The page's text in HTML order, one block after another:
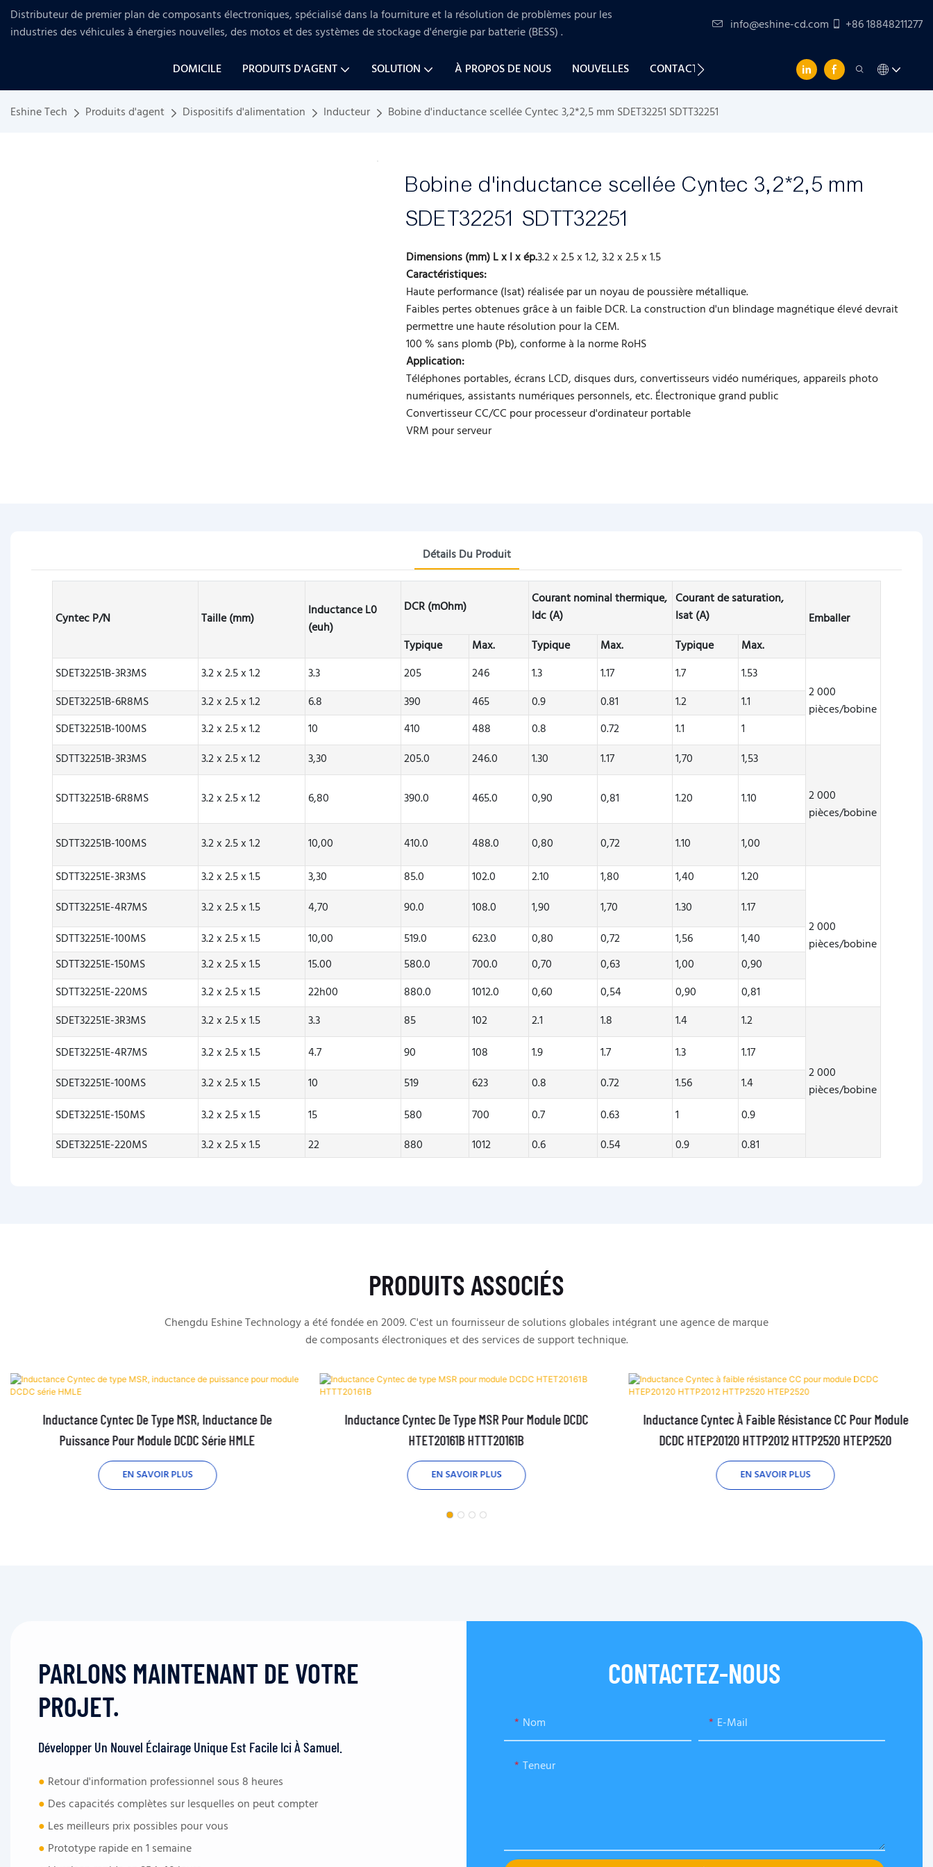
Distributeur de premier plan de composants électroniques, spécialisé dans la fourniture et la résolution de problèmes pourles
industriesdes véhicules à énergies nouvelles, des motos et des systèmes de stockage d'énergie par batterie (BESS). info@eshine-cd.com +86 18848211277
DOMICILE PRODUITS D'AGENT SOLUTION À PROPOS DE NOUS NOUVELLES CONTACTEZ-NOUS
Eshine Tech Produits d'agent Dispositifs d'alimentation Inducteur Bobine d'inductance scellée Cyntec 3,2*2,5 mm SDET32251 SDTT32251
Bobine d'inductance scellée Cyntec 3,2*2,5 mm
SDET32251 SDTT32251
Dimensions (mm) L x l x ép.3.2 x 2.5 x 1.2, 3.2 x 2.5 x 1.5
Caractéristiques:
Haute performance (Isat) réalisée par un noyau de poussière métallique.
Faibles pertes obtenues grâce à un faible DCR. La construction d'un blindage magnétique élevé devrait
permettre une haute résolution pour la CEM.
100 % sans plomb (Pb), conforme à la norme RoHS
Application:
Téléphones portables, écrans LCD, disques durs, convertisseurs vidéo numériques, appareils photo
numériques, assistants numériques personnels, etc. Électronique grand public
Convertisseur CC/CC pour processeur d'ordinateur portable
VRM pour serveur
Détails Du Produit
Cyntec P/N Taille (mm)
Inductance L0
(euh)
DCR (mOhm)
Courant nominal thermique,
Idc (A)
Courant de saturation,
Isat (A)
Emballer
Typique
Max. Typique Max. Typique
Max.
SDET32251B-3R3MS
3.2 x 2.5 x 1.2 3.3 205 246 1.3 1.17 1.7
1.53
2 000
pièces/bobine
SDET32251B-6R8MS 3.2 x 2.5 x 1.2 6.8 390 465 0.9 0.81 1.2
1.1
SDET32251B-100MS
3.2 x 2.5 x 1.2 10 410 488 0.8 0.72 1.1
1
SDTT32251B-3R3MS
3.2 x 2.5 x 1.2 3,30 205.0 246.0 1.30 1.17 1,70 1,53
2 000
pièces/bobine
SDTT32251B-6R8MS 3.2 x 2.5 x 1.2 6,80 390.0 465.0 0,90 0,81 1.20 1.10
SDTT32251B-100MS 3.2 x 2.5 x 1.2 10,00 410.0 488.0 0,80 0,72 1.10
1,00
SDTT32251E-3R3MS
3.2 x 2.5 x 1.5 3,30 85.0 102.0 2.10 1,80 1,40 1.20
2 000
pièces/bobine
SDTT32251E-4R7MS 3.2 x 2.5 x 1.5 4,70 90.0 108.0 1,90 1,70 1.30
1.17
SDTT32251E-100MS
3.2 x 2.5 x 1.5 10,00 519.0 623.0 0,80 0,72 1,56
1,40
SDTT32251E-150MS
3.2 x 2.5 x 1.5 15.00 580.0 700.0 0,70 0,63 1,00
0,90
SDTT32251E-220MS
3.2 x 2.5 x 1.5 22h00 880.0 1012.0 0,60 0,54 0,90
0,81
SDET32251E-3R3MS
3.2 x 2.5 x 1.5 3.3 85 102 2.1 1.8 1.4 1.2
2 000
pièces/bobine
SDET32251E-4R7MS 3.2 x 2.5 x 1.5 4.7 90 108 1.9 1.7 1.3
1.17
SDET32251E-100MS
3.2 x 2.5 x 1.5 10 519 623 0.8 0.72 1.56
1.4
SDET32251E-150MS
3.2 x 2.5 x 1.5 15 580 700 0.7 0.63 1
0.9
SDET32251E-220MS
3.2 x 2.5 x 1.5 22 880 1012 0.6 0.54 0.9 0.81
PRODUITS ASSOCIÉS
Chengdu Eshine Technology a été fondée en 2009. C'est un fournisseur de solutions globales intégrant une agence de marque
de composants électroniques et des services de support technique.
Inductance Cyntec De Type MSR, Inductance De
Puissance Pour Module DCDC Série HMLE
EN SAVOIR PLUS
Inductance Cyntec De Type MSR Pour Module DCDC
HTET20161B HTTT20161B
EN SAVOIR PLUS
Inductance Cyntec À Faible Résistance CC Pour Module
DCDC HTEP20120 HTTP2012 HTTP2520 HTEP2520
EN SAVOIR PLUS
PARLONS MAINTENANT DE VOTRE
PROJET.
Développer Un Nouvel Éclairage Unique Est Facile Ici À Samuel.
● Retour d'information professionnel sous 8 heures
● Des capacités complètes sur lesquelles on peut compter
● Les meilleurs prix possibles pour vous
● Prototype rapide en 1 semaine
CONTACTEZ-NOUS
Nom E-Mail
Teneur